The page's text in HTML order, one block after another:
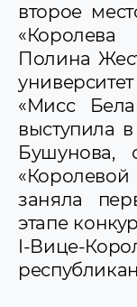
второе
«Королева
Полина
«Мисс
выступила
Бушунова,
заняла
этапе
I-Вице-